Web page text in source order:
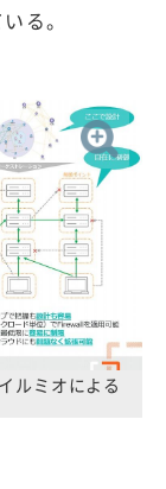
る。
ルミオによる